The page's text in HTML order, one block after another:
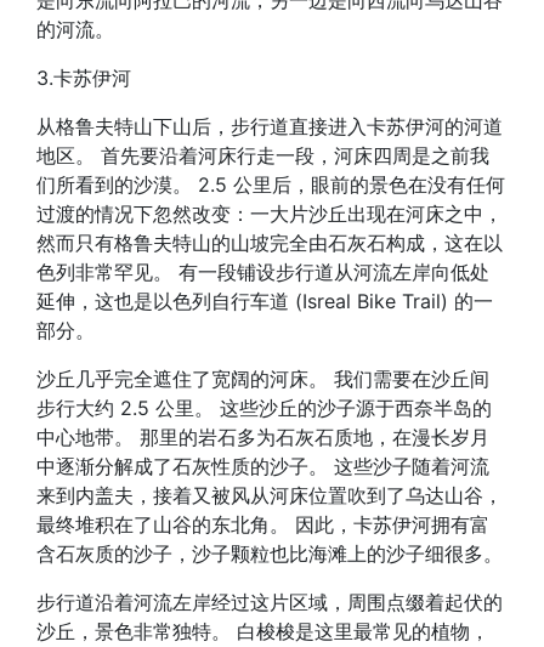
的河流。
3.卡苏伊河
从格鲁夫特山下山后，步行道直接进入卡苏伊河的河道
地区。 首先要沿着河床行走一段，河床四周是之前我
们所看到的沙漠。 2.5 公里后，眼前的景色在没有任何
过渡的情况下忽然改变：一大片沙丘出现在河床之中，
然而只有格鲁夫特山的山坡完全由石灰石构成，这在以
色列非常罕见。 有一段铺设步行道从河流左岸向低处
延伸，这也是以色列自行车道 (Isreal Bike Trail) 的一
部分。
沙丘几乎完全遮住了宽阔的河床。 我们需要在沙丘间
步行大约 2.5 公里。 这些沙丘的沙子源于西奈半岛的
中心地带。 那里的岩石多为石灰石质地，在漫长岁月
中逐渐分解成了石灰性质的沙子。 这些沙子随着河流
来到内盖夫，接着又被风从河床位置吹到了乌达山谷，
最终堆积在了山谷的东北角。 因此，卡苏伊河拥有富
含石灰质的沙子，沙子颗粒也比海滩上的沙子细很多。
步行道沿着河流左岸经过这片区域，周围点缀着起伏的
沙丘，景色非常独特。 白梭梭是这里最常见的植物，